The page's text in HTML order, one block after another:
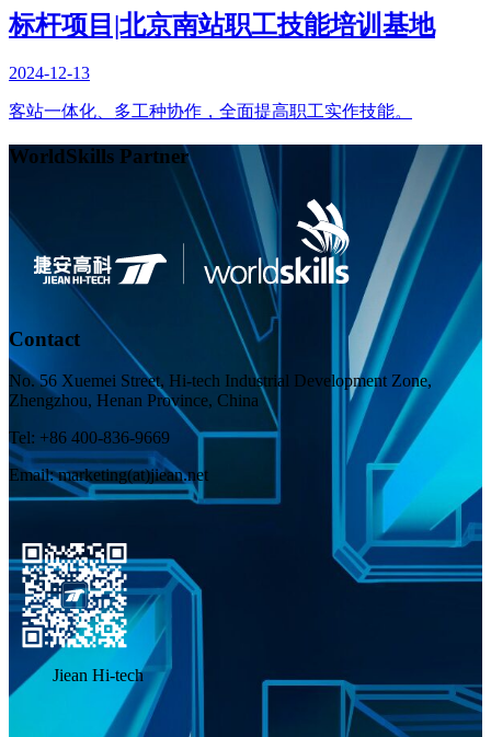
标杆项目|北京南站职工技能培训基地
2024-12-13
客站一体化、多工种协作，全面提高职工实作技能。
WorldSkills Partner
Contact
No. 56 Xuemei Street, Hi-tech Industrial Development Zone,
Zhengzhou, Henan Province, China
Tel: +86 400-836-9669
Email: marketing(at)jiean.net
Jiean Hi-tech